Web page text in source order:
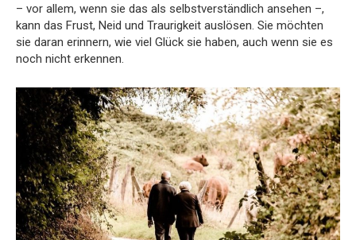
– vor allem, wenn sie das als selbstverständlich ansehen –,
kann das Frust, Neid und Traurigkeit auslösen. Sie möchten
sie daran erinnern, wie viel Glück sie haben, auch wenn sie es
noch nicht erkennen.